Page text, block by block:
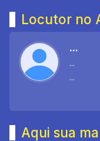
Locutor no
...
...
...
Aqui sua